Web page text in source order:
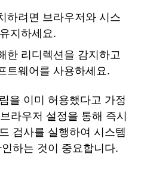
하려면 브라우저와 시스
지하세요.
한 리디렉션을 감지하고
트웨어를 사용하세요.
을 이미 허용했다고 가정
라우저 설정을 통해 즉시
검사를 실행하여 시스템
하는 것이 중요합니다.